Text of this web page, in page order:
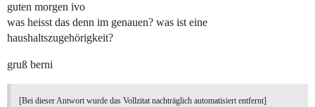
guten morgen ivo
was heisst das denn im genauen? was ist eine
haushaltszugehörigkeit?
gruß berni
[Bei dieser Antwort wurde das Vollzitat nachträglich automatisiert entfernt]